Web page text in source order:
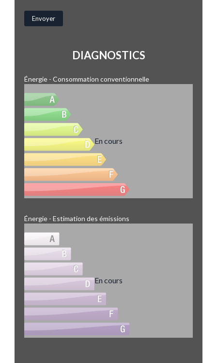
DIAGNOSTICS
Énergie - Consommation conventionnelle
En cours
Énergie - Estimation des émissions
En cours